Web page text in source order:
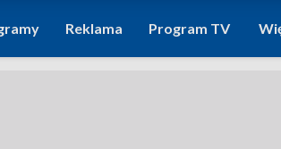
Reklama Program TV